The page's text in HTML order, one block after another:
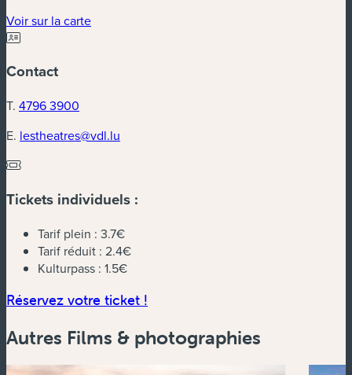
Voir sur la carte(nouvelle fenêtre)
Contact
T. 4796 3900
E. lestheatres@vdl.lu
Tickets individuels :
Tarif plein : 3.7€
Tarif réduit : 2.4€
Kulturpass : 1.5€
Réservez votre ticket !
Autres Films & photographies